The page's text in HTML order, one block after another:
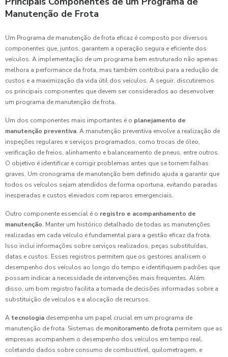
Manutenção de Frota
Um Programa de manutenção de frota eficaz é composto por diversos
componentes que, juntos, garantem a operação segura e eficiente dos
veículos. A implementação de um programa bem estruturado não apenas
melhora a performance da frota, mas também contribui para a redução de
custos e a maximização da vida útil dos veículos. A seguir, discutiremos
os principais componentes que devem ser considerados ao desenvolver
um programa de manutenção de frota.
Um dos componentes mais importantes é o planejamento de
manutenção preventiva. A manutenção preventiva envolve a realização de
inspeções regulares e serviços programados, como trocas de óleo,
verificação de freios, alinhamento e balanceamento de pneus, entre outros.
O objetivo é identificar e corrigir problemas antes que se tornem falhas
graves. Um cronograma de manutenção bem definido ajuda a garantir que
todos os veículos sejam atendidos de forma oportuna, evitando paradas
inesperadas e custos elevados com reparos emergenciais.
Outro componente essencial é o registro e acompanhamento de
manutenção. Manter um histórico detalhado de todas as manutenções
realizadas em cada veículo é fundamental para a gestão eficaz da frota.
Isso inclui informações sobre serviços realizados, peças substituídas,
datas e custos. Esses registros permitem que os gestores analisem o
desempenho dos veículos ao longo do tempo e identifiquem padrões que
possam indicar a necessidade de intervenções mais frequentes. Além
disso, um bom registro facilita a tomada de decisões informadas sobre a
substituição de veículos e a alocação de recursos.
A tecnologia desempenha um papel crucial em um programa de
manutenção de frota. Sistemas de monitoramento de frota permitem que as
empresas acompanhem o desempenho dos veículos em tempo real,
coletando dados sobre consumo de combustível, quilometragem, e